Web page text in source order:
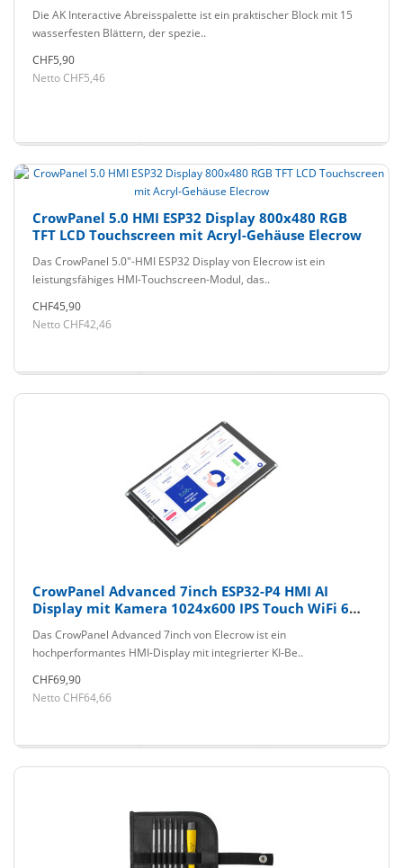
Die AK Interactive Abreisspalette ist ein praktischer Block mit 15
wasserfesten Blättern, der spezie..
CHF5,90
Netto CHF5,46
CrowPanel 5.0 HMI ESP32 Display 800x480 RGB
TFT LCD Touchscreen mit Acryl-Gehäuse Elecrow
Das CrowPanel 5.0"-HMI ESP32 Display von Elecrow ist ein
leistungsfähiges HMI-Touchscreen-Modul, das..
CHF45,90
Netto CHF42,46
CrowPanel Advanced 7inch ESP32-P4 HMI AI
Display mit Kamera 1024x600 IPS Touch WiFi 6
Das CrowPanel Advanced 7inch von Elecrow ist ein
hochperformantes HMI-Display mit integrierter KI-Be..
CHF69,90
Netto CHF64,66